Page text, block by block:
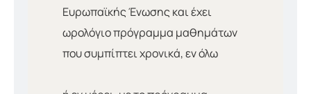
Ευρωπαϊκής Ένωσης και έχει
ωρολόγιο πρόγραμμα μαθημάτων
που συμπίπτει χρονικά, εν όλω